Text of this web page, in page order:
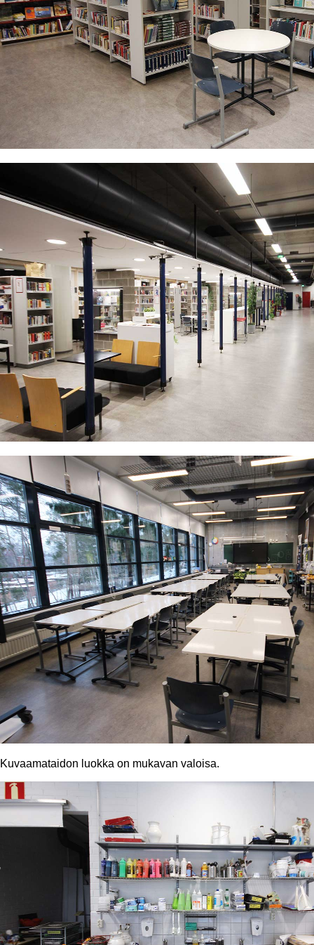
Kuvaamataidon luokka on mukavan valoisa.